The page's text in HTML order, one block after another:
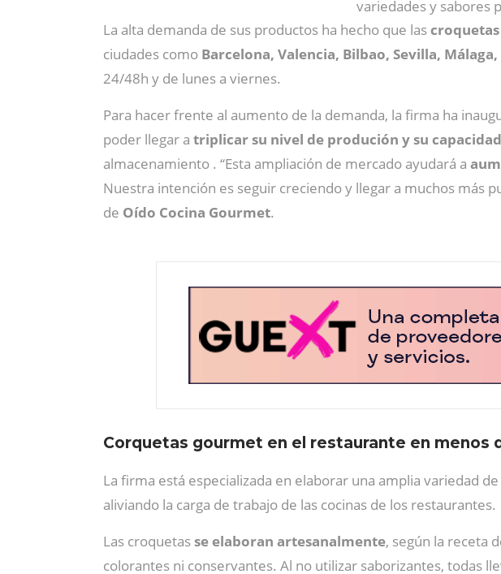
variedades y sabores
La alta demanda de sus productos ha hecho que las
ciudades como Barcelona, Valencia, Bilbao, Sevilla,
24/48h y de lunes a viernes.
Para hacer frente al aumento de la demanda, la firma ha
poder llegar a triplicar su nivel de produción y su
almacenamiento . “Esta ampliación de mercado ayudará a
Nuestra intención es seguir creciendo y llegar a muchos más
de Oído Cocina Gourmet.
Corquetas gourmet en el restaurante en menos
La firma está especializada en elaborar una amplia variedad de
aliviando la carga de trabajo de las cocinas de los restaurantes.
Las croquetasse elaboran artesanalmente, según la receta
colorantes ni conservantes. Al no utilizar saborizantes, todas